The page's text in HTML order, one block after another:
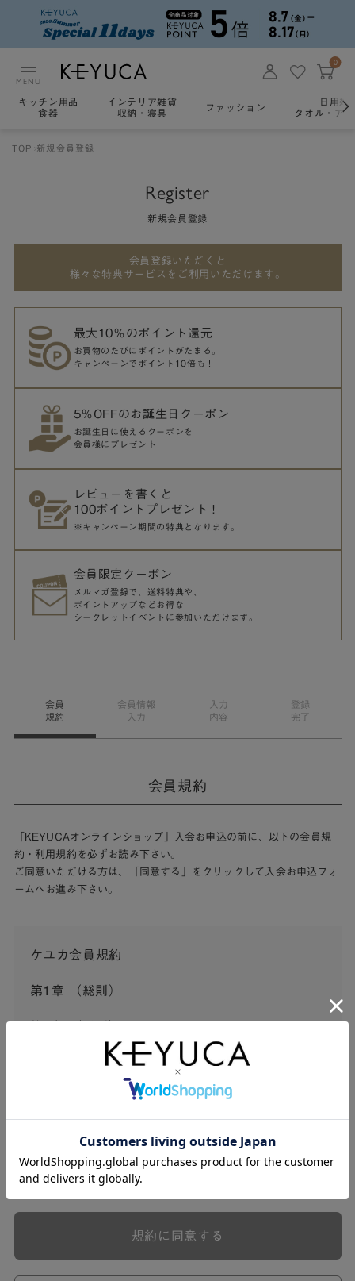
MENU
0
キッチン用品
食器
インテリア雑貨
収納・寝具
ファッション
日用雑
タオル・ア
TOP 新規会員登録
Register
新規会員登録
会員登録いただくと
様々な特典サービスをご利用いただけます。
最大10％のポイント還元
お買物のたびにポイントがたまる。
キャンペーンでポイント10倍も！
5％OFFのお誕生日クーポン
お誕生日に使えるクーポンを
会員様にプレゼント
レビューを書くと
100ポイントプレゼント！
※キャンペーン期間の特典となります。
会員限定クーポン
メルマガ登録で、送料特典や、
ポイントアップなどお得な
シークレットイベントに参加いただけます。
会員
規約
会員情報
入力
入力
内容
登録
完了
会員規約
「KEYUCAオンラインショップ」入会お申込の前に、以下の会員規
約・利用規約を必ずお読み下さい。
ご同意いただける方は、「同意する」をクリックして入会お申込フォ
ームへお進み下さい。
ケユカ会員規約
第1章 （総則）
この会員規約（以下「本規約」といいます。）は、河淳株
式会社ケユカ事業部（以下「弊社」といいます。）が提供
する一連のサービスに関し、弊社が次条の定めに従い入会
本規約は、会員と弊社との間のサービスの利用に関わる一
切の関係に適用されるものとします。
弊社が一連のサービスを提供するにあたり、本規約のほ
ら個別規定はその名称のいかんに関わらず、本規約の一部
規約に同意する